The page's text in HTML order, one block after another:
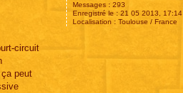
Messages : 293
Enregistré le : 21 05 2013, 17:14
Localisation : Toulouse / France
circuit
peut